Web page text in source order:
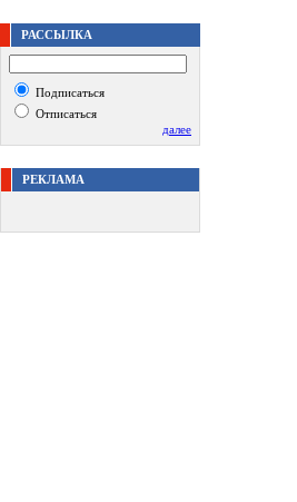
РАССЫЛКА
Подписаться
Отписаться
далее
РЕКЛАМА